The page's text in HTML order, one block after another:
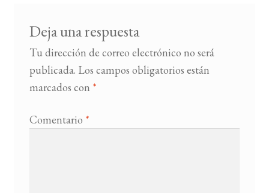
Deja una respuesta
Tu dirección de correo electrónico no será
publicada. Los campos obligatorios están
marcados con *
Comentario *